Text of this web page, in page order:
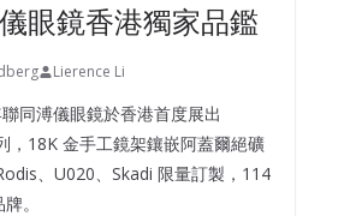
眼鏡香港獨家品鑑
Lierence Li
同溥儀眼鏡於香港首度展出
，18K 金手工鏡架鑲嵌阿蓋爾絕礦
、U020、Skadi 限量訂製，114
。